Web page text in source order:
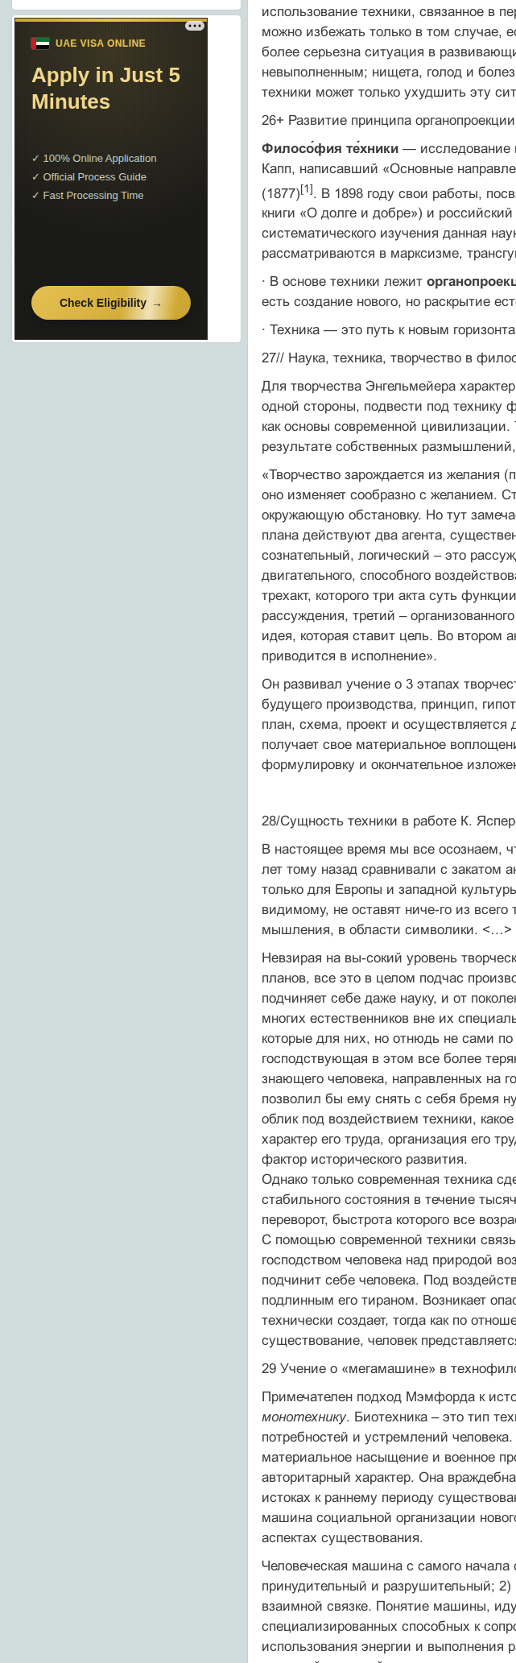
использование техники, связанное в
можно избежать только в том случае,
более серьезна ситуация в
невыполненным; нищета, голод и
техники может только ухудшить эту
26+ Развитие принципа
Филосо́фия те́хники— исследование
Капп, написавший «Основные
(1877)[1]. В 1898 году свои работы,
книги «О долге и добре») и
систематического изучения данная
рассматриваются в марксизме,
· В основе техники лежит
есть создание нового, но раскрытие
· Техника — это путь к новым
27// Наука, техника, творчество в
Для творчества Энгельмейера
одной стороны, подвести под
как основы современной цивилизации.
результате собственных
«Творчество зарождается из желания
оно изменяет сообразно с желанием.
окружающую обстановку. Но тут
плана действуют два агента,
сознательный, логический – это
двигательного, способного
трехакт, которого три акта суть
рассуждения, третий –
идея, которая ставит цель. Во втором
приводится в исполнение».
Он развивал учение о 3 этапах
будущего производства, принцип,
план, схема, проект и
получает свое материальное
формулировку и окончательное
28/Сущность техники в работе К.
В настоящее время мы все осознаем,
лет тому назад сравнивали с закатом
только для Европы и западной
видимому, не оставят ниче-го из
мышления, в области символики. <…>
Невзирая на вы-сокий уровень
планов, все это в целом подчас
подчиняет себе даже науку, и от
многих естественников вне их
которые для них, но отнюдь не сами
господствующая в этом все более
знающего человека, направленных на
позволил бы ему снять с себя бремя
облик под воздействием техники,
характер его труда, организация его
фактор исторического развития.
Однако только современная техника
стабильного состояния в течение
переворот, быстрота которого все
С помощью современной техники
господством человека над природой
подчинит себе человека. Под
подлинным его тираном. Возникает
технически создает, тогда как по
существование, человек
29 Учение о «мегамашине» в
Примечателен подход Мэмфорда к
монотехнику. Биотехника – это тип
потребностей и устремлений
материальное насыщение и военное
авторитарный характер. Она
истоках к раннему периоду
машина социальной организации
аспектах существования.
Человеческая машина с самого
принудительный и разрушительный;
взаимной связке. Понятие машины,
специализированных способных к
использования энергии и